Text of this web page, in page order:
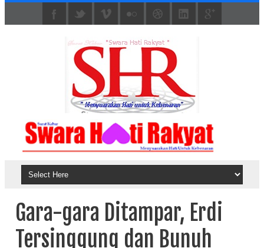
Gara-gara Ditampar, Erdi
Tersinggung dan Bunuh